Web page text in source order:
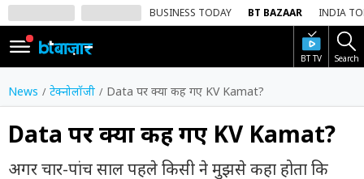
BUSINESS TODAY BT BAZAAR INDIA
BT TV Search
SIGN
IN
Dark
Mode
होम
News टेक्नोलॉजी Data पर क्या कह गए KV Kamat?
Data पर क्या कह गए KV Kamat?
अगर चार-पांच साल पहले किसी ने मुझसे कहा होता कि